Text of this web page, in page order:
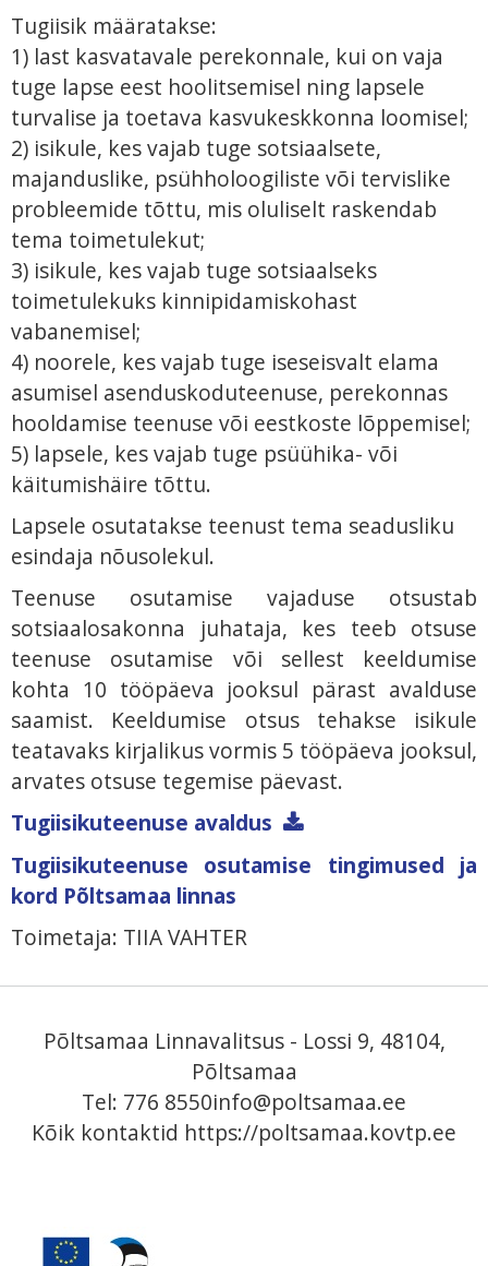
Tugiisik määratakse:
1) last kasvatavale perekonnale, kui on vaja
tuge lapse eest hoolitsemisel ning lapsele
turvalise ja toetava kasvukeskkonna loomisel;
2) isikule, kes vajab tuge sotsiaalsete,
majanduslike, psühholoogiliste või tervislike
probleemide tõttu, mis oluliselt raskendab
tema toimetulekut;
3) isikule, kes vajab tuge sotsiaalseks
toimetulekuks kinnipidamiskohast
vabanemisel;
4) noorele, kes vajab tuge iseseisvalt elama
asumisel asenduskoduteenuse, perekonnas
hooldamise teenuse või eestkoste lõppemisel;
5) lapsele, kes vajab tuge psüühika- või
käitumishäire tõttu.
Lapsele osutatakse teenust tema seadusliku
esindaja nõusolekul.
Teenuse osutamise vajaduse otsustab
sotsiaalosakonna juhataja, kes teeb otsuse
teenuse osutamise või sellest keeldumise
kohta 10 tööpäeva jooksul pärast avalduse
saamist. Keeldumise otsus tehakse isikule
teatavaks kirjalikus vormis 5 tööpäeva jooksul,
arvates otsuse tegemise päevast.
Tugiisikuteenuse avaldus
Tugiisikuteenuse osutamise tingimused ja
kord Põltsamaa linnas
Toimetaja: TIIA VAHTER
Põltsamaa Linnavalitsus - Lossi 9, 48104,
Põltsamaa
Tel: 776 8550info@poltsamaa.ee
Kõik kontaktid https://poltsamaa.kovtp.ee